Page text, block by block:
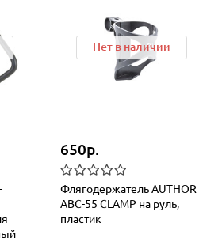
Нет в наличии
650р.
Флягодержатель AUTHOR
ABC-55 CLAMP на руль,
пластик